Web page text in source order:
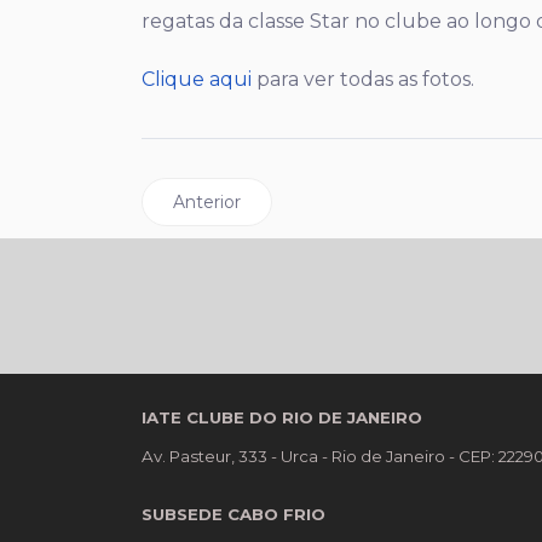
regatas da classe Star no clube ao longo
Clique aqui para ver todas as fotos.
Artigo anterior: Classe Dingue participa da
Anterior
IATE CLUBE DO RIO DE JANEIRO
Av. Pasteur, 333 - Urca - Rio de Janeiro - CEP:
SUBSEDE CABO FRIO